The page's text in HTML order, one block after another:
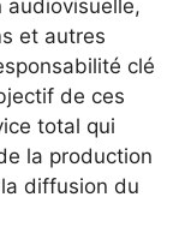
audiovisuelle,
et autres
clé
de ces
total qui
la production
diffusion du